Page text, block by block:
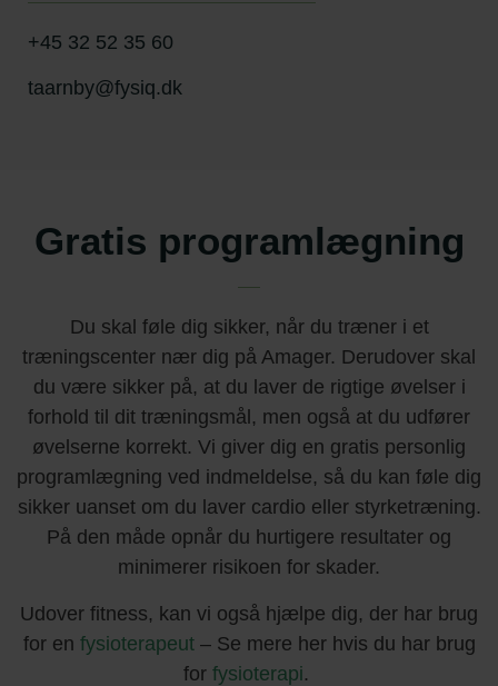
+45 32 52 35 60
taarnby@fysiq.dk
Gratis programlægning
Du skal føle dig sikker, når du træner i et
træningscenter nær dig på Amager. Derudover skal
du være sikker på, at du laver de rigtige øvelser i
forhold til dit træningsmål, men også at du udfører
øvelserne korrekt. Vi giver dig en gratis personlig
programlægning ved indmeldelse, så du kan føle dig
sikker uanset om du laver cardio eller styrketræning.
På den måde opnår du hurtigere resultater og
minimerer risikoen for skader.
Udover fitness, kan vi også hjælpe dig, der har brug
for en fysioterapeut– Se mere her hvis du har brug
for fysioterapi.